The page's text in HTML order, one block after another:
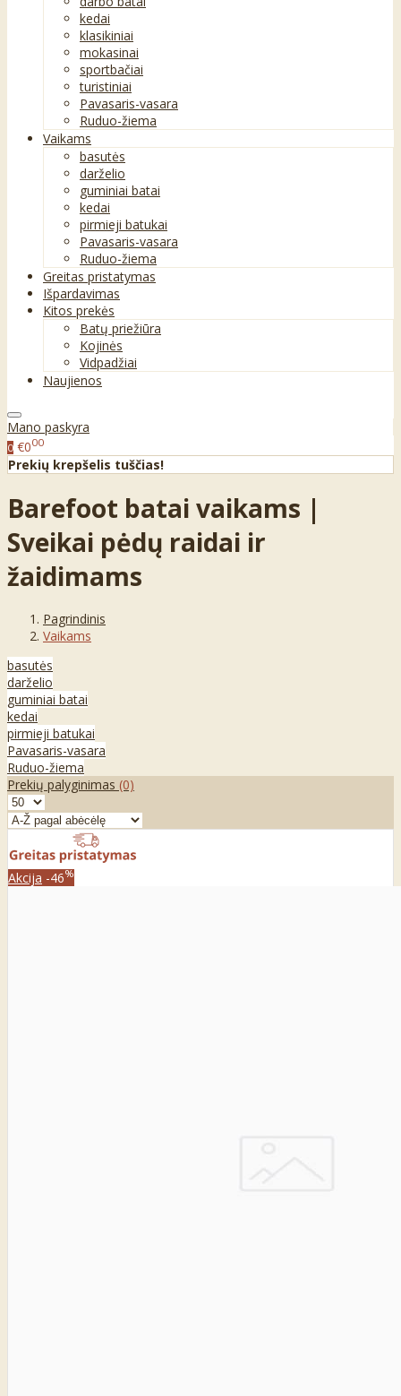
kedai
klasikiniai
mokasinai
sportbačiai
turistiniai
Pavasaris-vasara
Ruduo-žiema
Vaikams
basutės
darželio
guminiai batai
kedai
pirmieji batukai
Pavasaris-vasara
Ruduo-žiema
Greitas pristatymas
Išpardavimas
Kitos prekės
Batų priežiūra
Kojinės
Vidpadžiai
Naujienos
Mano paskyra
0 €000
Prekių krepšelis tuščias!
Barefoot batai vaikams |
Sveikai pėdų raidai ir
žaidimams
Pagrindinis
Vaikams
basutės
darželio
guminiai batai
kedai
pirmieji batukai
Pavasaris-vasara
Ruduo-žiema
Prekių palyginimas (0)
Akcija -46%